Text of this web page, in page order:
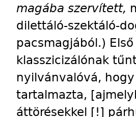
magába szervített,
dilettáló-szektáló-
pacsmagjából.)
klasszicizálónak
nyilvánvalóvá,
tartalmazta,
áttörésekkel [!]